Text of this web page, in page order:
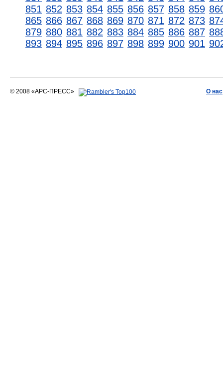
851 852 853 854 855 856 857 858 859
865 866 867 868 869 870 871 872 873
879 880 881 882 883 884 885 886 887
893 894 895 896 897 898 899 900 901
© 2008 «АРС-ПРЕСС» О нас